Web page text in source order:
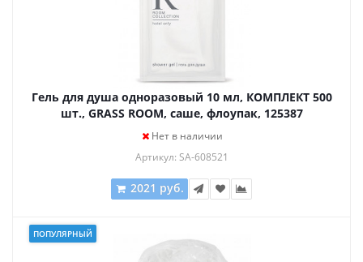
Гель для душа одноразовый 10 мл, КОМПЛЕКТ 500
шт., GRASS ROOM, саше, флоупак, 125387
Нет в наличии
Артикул: SA-608521
2021 руб.
ПОПУЛЯРНЫЙ